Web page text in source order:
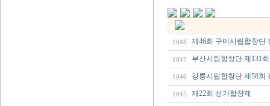
1048 제46회 구미시립합창단
1047 부산시립합창단 제131
1046 강릉시립합창단 제58회
1045 제22회 성가합창제